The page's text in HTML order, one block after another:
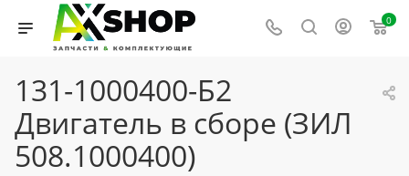
0
131-1000400-Б2
Двигатель в сборе (ЗИЛ
508.1000400)